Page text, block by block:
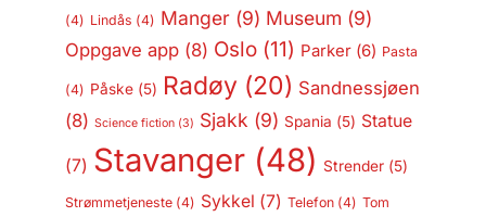
(4) Lindås (4) Manger(9) Museum (9)
Oppgave app(8) Oslo(11) Parker(6) Pasta
(4) Påske(5) Radøy(20) Sandnessjøen
(8) Science fiction(3) Sjakk (9) Spania (5) Statue
(7) Stavanger(48) Strender(5)
Strømmetjeneste(4) Sykkel (7) Telefon(4) Tom